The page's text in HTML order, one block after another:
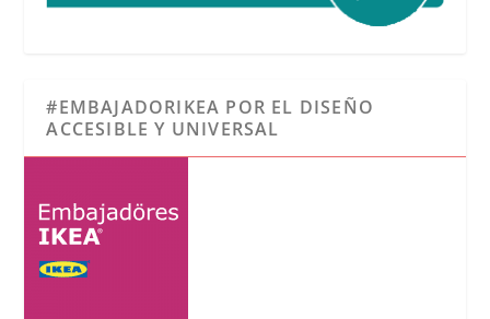
#EMBAJADORIKEA POR EL DISEÑO
ACCESIBLE Y UNIVERSAL